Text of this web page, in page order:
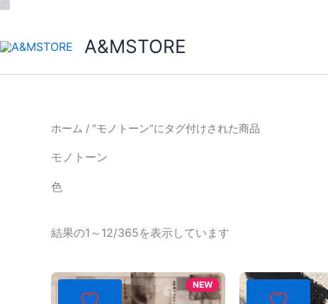
A&MSTORE
ホーム / “モノトーン”にタグ付けされた商品
モノトーン
色
結果の1～12/365を表示しています
NEW